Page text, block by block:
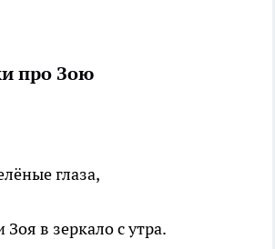
про Зою
глаза,
в зеркало с утра.